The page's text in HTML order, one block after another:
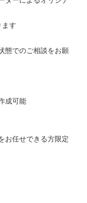
す
態でのご相談をお願
成可能
お任せできる方限定